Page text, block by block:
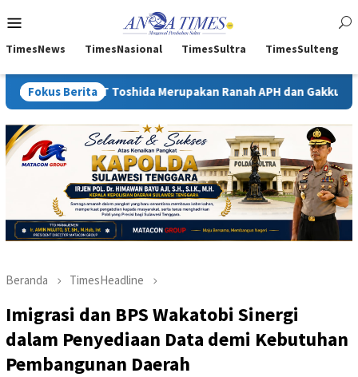
ke
Mobile
TimesNews TimesNasional TimesSultra TimesSulteng
Fokus Berita
Merupakan Ranah APH dan Gakkum ESDM Kejati
Beranda TimesHeadline
Imigrasi dan BPS Wakatobi Sinergi
dalam Penyediaan Data demi Kebutuhan
Pembangunan Daerah